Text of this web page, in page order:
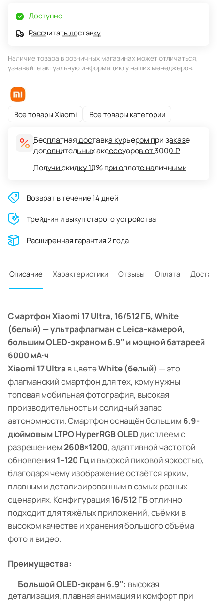
Доступно
Рассчитать доставку
Наличие товара в розничных магазинах может отличаться,
узнавайте актуальную информацию у наших менеджеров.
Все товары Xiaomi Все товары категории
Бесплатная доставка курьером при заказе
дополнительных аксессуаров от 3000 ₽
Получи скидку 10% при оплате наличными
Возврат в течение 14 дней
Трейд-ин и выкуп старого устройства
Расширенная гарантия 2 года
Описание Характеристики Отзывы Оплата
Смартфон Xiaomi 17 Ultra, 16/512 ГБ, White
(белый) — ультрафлагман с Leica-камерой,
большим OLED-экраном 6.9" и мощной батареей
6000 мА·ч
Xiaomi 17 Ultra в цветеWhite (белый) — это
флагманский смартфон для тех, кому нужны
топовая мобильная фотография, высокая
производительность и солидный запас
автономности. Смартфон оснащён большим 6.9-
дюймовым LTPO HyperRGB OLEDдисплеем с
разрешением2608×1200, адаптивной частотой
обновления1–120 Гци высокой пиковой яркостью,
благодаря чему изображение остаётся ярким,
плавным и детализированным в самых разных
сценариях. Конфигурация16/512 ГБотлично
подходит для тяжёлых приложений, съёмки в
высоком качестве и хранения большого объёма
фото и видео.
Преимущества:
Большой OLED-экран 6.9": высокая
детализация, плавная анимация и комфорт при